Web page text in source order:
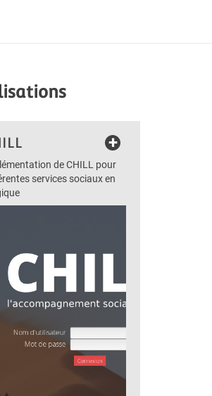
+
de CHILL pour
services sociaux en